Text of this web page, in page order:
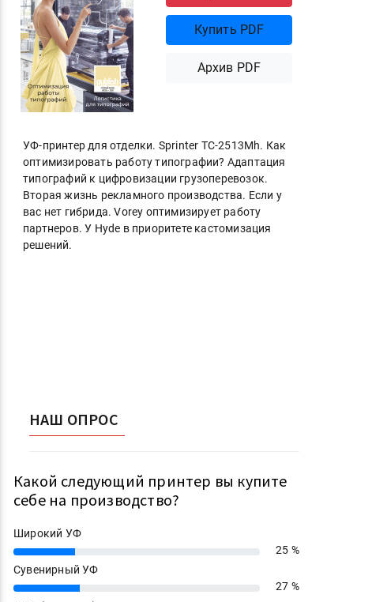
Купить PDF
Архив PDF
УФ-принтер для отделки. Sprinter ТС-2513Mh. Как
оптимизировать работу типографии? Адаптация
типографий к цифровизации грузоперевозок.
Вторая жизнь рекламного производства. Если у
вас нет гибрида. Vorey оптимизирует работу
партнеров. У Hyde в приоритете кастомизация
решений.
НАШ ОПРОС
Какой следующий принтер вы купите
себе на производство?
Широкий УФ
25%
25 %
Сувенирный УФ
27%
27 %